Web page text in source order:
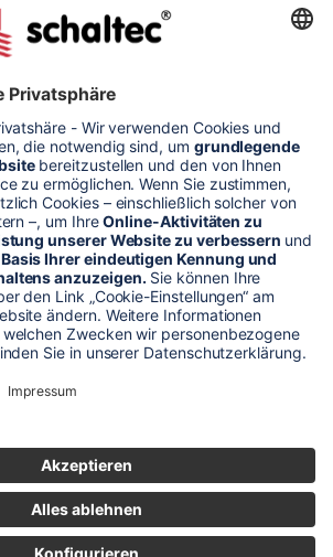
sich zzgl. Mehrwertsteuer und Versandkosten
richtet sich nur an gewerbliche
(netto) des Herstellers
Sie erhalten in jedem Fall ein Angebot bzw.
eine Auftragsbestätigung.
Gebrauchtartikeln entsprechen nicht immer
- sie können ähnliche Produkte zeigen.